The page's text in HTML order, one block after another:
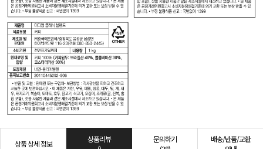
상품 상세 정보
상품리뷰
문의하기
배송/반품/교환